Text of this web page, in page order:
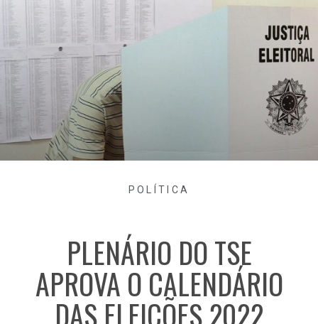
POLÍTICA
PLENÁRIO DO TSE
APROVA O CALENDÁRIO
DAS ELEIÇÕES 2022